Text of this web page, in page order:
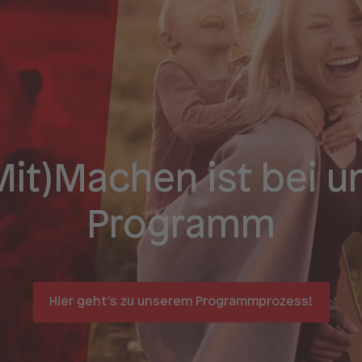
ist bei
Programm
Hier geht’s zu unserem Programmprozess!